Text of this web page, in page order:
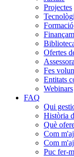
Projectes
Formació
Ofertes
Fes
Entitats
Webinars
FAQ
Qui
Història
Què
Com
Com
Puc fer-